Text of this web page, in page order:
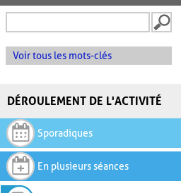
Voir tous les mots-clés
DÉROULEMENT DE L'ACTIVITÉ
Sporadiques
En plusieurs séances